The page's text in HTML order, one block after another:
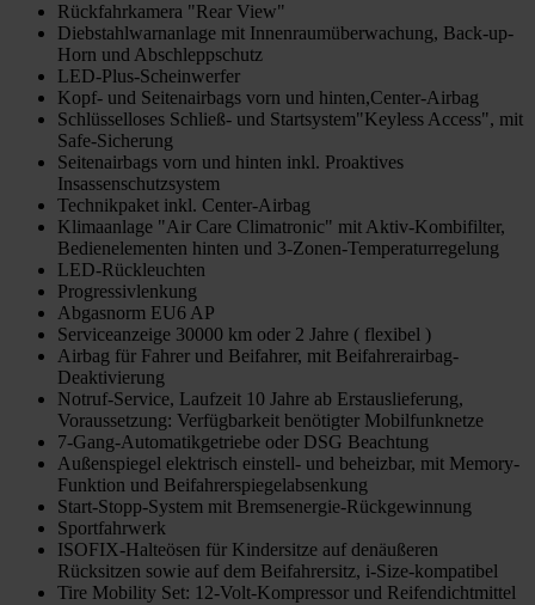
Rückfahrkamera "Rear View"
Diebstahlwarnanlage mit Innenraumüberwachung, Back-up-
Horn und Abschleppschutz
LED-Plus-Scheinwerfer
Kopf- und Seitenairbags vorn und hinten,Center-Airbag
Schlüsselloses Schließ- und Startsystem"Keyless Access", mit
Safe-Sicherung
Seitenairbags vorn und hinten inkl. Proaktives
Insassenschutzsystem
Technikpaket inkl. Center-Airbag
Klimaanlage "Air Care Climatronic" mit Aktiv-Kombifilter,
Bedienelementen hinten und 3-Zonen-Temperaturregelung
LED-Rückleuchten
Progressivlenkung
Abgasnorm EU6 AP
Serviceanzeige 30000 km oder 2 Jahre ( flexibel )
Airbag für Fahrer und Beifahrer, mit Beifahrerairbag-
Deaktivierung
Notruf-Service, Laufzeit 10 Jahre ab Erstauslieferung,
Voraussetzung: Verfügbarkeit benötigter Mobilfunknetze
7-Gang-Automatikgetriebe oder DSG Beachtung
Außenspiegel elektrisch einstell- und beheizbar, mit Memory-
Funktion und Beifahrerspiegelabsenkung
Start-Stopp-System mit Bremsenergie-Rückgewinnung
Sportfahrwerk
ISOFIX-Halteösen für Kindersitze auf denäußeren
Rücksitzen sowie auf dem Beifahrersitz, i-Size-kompatibel
Tire Mobility Set: 12-Volt-Kompressor und Reifendichtmittel